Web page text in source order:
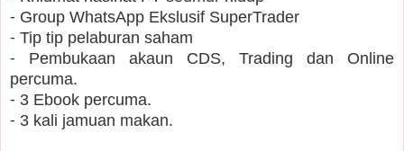
⁃ Group WhatsApp Ekslusif SuperTrader
⁃ Tip tip pelaburan saham
⁃ Pembukaan akaun CDS, Trading dan Online
percuma.
⁃ 3 Ebook percuma.
⁃ 3 kali jamuan makan.